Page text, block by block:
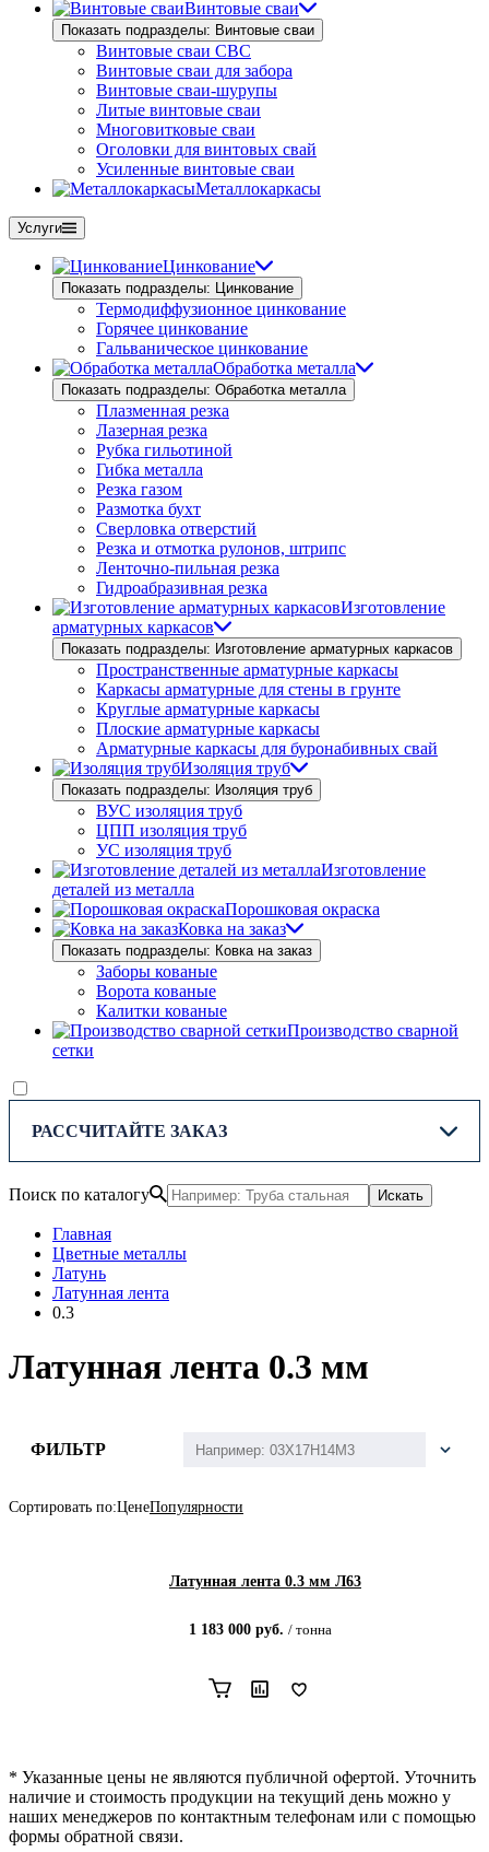
Винтовые сваи
Показать подразделы: Винтовые сваи
Винтовые сваи СВС
Винтовые сваи для забора
Винтовые сваи-шурупы
Литые винтовые сваи
Многовитковые сваи
Оголовки для винтовых свай
Усиленные винтовые сваи
Металлокаркасы
Услуги
Цинкование
Показать подразделы: Цинкование
Термодиффузионное цинкование
Горячее цинкование
Гальваническое цинкование
Обработка металла
Показать подразделы: Обработка металла
Плазменная резка
Лазерная резка
Рубка гильотиной
Гибка металла
Резка газом
Размотка бухт
Сверловка отверстий
Резка и отмотка рулонов, штрипс
Ленточно-пильная резка
Гидроабразивная резка
Изготовление
арматурных каркасов
Показать подразделы: Изготовление арматурных каркасов
Пространственные арматурные каркасы
Каркасы арматурные для стены в грунте
Круглые арматурные каркасы
Плоские арматурные каркасы
Арматурные каркасы для буронабивных свай
Изоляция труб
Показать подразделы: Изоляция труб
ВУС изоляция труб
ЦПП изоляция труб
УС изоляция труб
Изготовление
деталей из металла
Порошковая окраска
Ковка на заказ
Показать подразделы: Ковка на заказ
Заборы кованые
Ворота кованые
Калитки кованые
Производство сварной
сетки
РАССЧИТАЙТЕ ЗАКАЗ
Поиск по каталогу Искать
Главная
Цветные металлы
Латунь
Латунная лента
0.3
Латунная лента 0.3 мм
ФИЛЬТР
Сортировать по:ЦенеПопулярности
Латунная лента 0.3 мм Л63
1 183 000руб. / тонна
* Указанные цены не являются публичной офертой. Уточнить
наличие и стоимость продукции на текущий день можно у
наших менеджеров по контактным телефонам или с помощью
формы обратной связи.